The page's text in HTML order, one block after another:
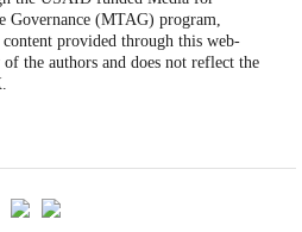
Governance (MTAG) program,
provided through this web-
the authors and does not reflect the